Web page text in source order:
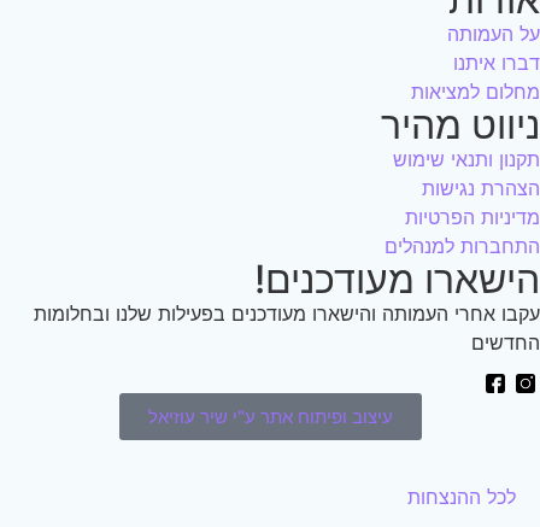
העמותה
איתנו
למציאות
מהיר
ותנאי שימוש
נגישות
הפרטיות
למנהלים
מעודכנים!
אחרי העמותה והישארו מעודכנים בפעילות שלנו ובחלומות
עיצוב ופיתוח אתר ע"י שיר עוזיאל
לכל ההנצחות